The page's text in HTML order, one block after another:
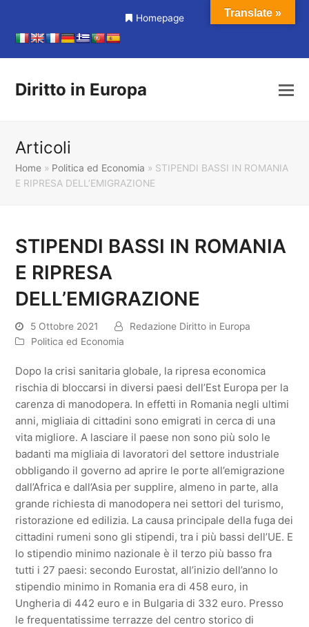
Homepage
Diritto in Europa
Articoli
Home » Politica ed Economia » STIPENDI BASSI IN ROMANIA
E RIPRESA DELL’EMIGRAZIONE
STIPENDI BASSI IN ROMANIA
E RIPRESA
DELL’EMIGRAZIONE
5 Ottobre 2021
Redazione Diritto in Europa
Politica ed Economia
Dopo la crisi sanitaria globale, la ripresa economica
rischia di bloccarsi in diversi paesi dell’Est Europa per la
carenza di manodopera. In effetti in Romania negli ultimi
anni, migliaia di cittadini sono emigrati in cerca di una
vita migliore. A lasciare il paese non sono più solo le
badanti ma migliaia di lavoratori del settore industriale
obbligando il governo ad aprire le porte all’emigrazione
dall’Africa e dall’Asia per supplire, almeno in parte, alla
grande richiesta di manodopera nei settori del turismo,
ristorazione ed edilizia. La causa principale della fuga dei
cittadini rumeni sono gli stipendi, tra i più bassi dell’UE. E
lo stipendio minimo nazionale è il terzo più basso fra
tutti i 27 paesi: secondo Eurostat, all’inizio dell’anno lo
stipendio minimo in Romania era di 458 euro, in
Ungheria di 442 euro e in Bulgaria di 332 euro. Presso
le frequentatissime terrazze del centro storico di
Translate »